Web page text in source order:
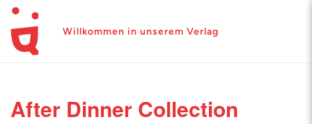
Willkommen in unserem Verlag
After Dinner Collection